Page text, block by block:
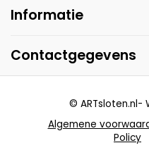
Informatie
Contactgegevens
Algemene
Policy
© ARTsloten.nl-